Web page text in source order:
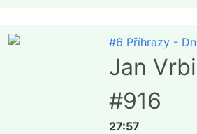
#6 Příhrazy -
Jan
#916
27:57